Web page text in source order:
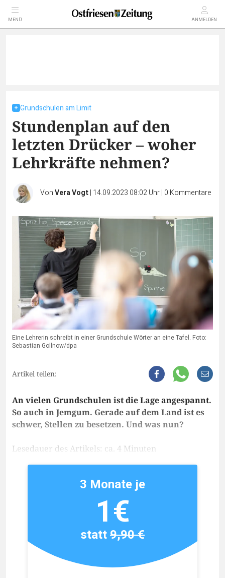
MENÜ ANMELDEN
Grundschulen am Limit
Stundenplan auf den
letzten Drücker – woher
Lehrkräfte nehmen?
VonVera Vogt| 14.09.2023 08:02 Uhr| 0 Kommentare
Eine Lehrerin schreibt in einer Grundschule Wörter an eine Tafel. Foto:
Sebastian Gollnow/dpa
Artikel teilen:
An vielen Grundschulen ist die Lage angespannt.
So auch in Jemgum. Gerade auf dem Land ist es
schwer, Stellen zu besetzen. Und was nun?
Lesedauer des Artikels: ca. 4 Minuten
3 Monate je
1€
statt9,90 €